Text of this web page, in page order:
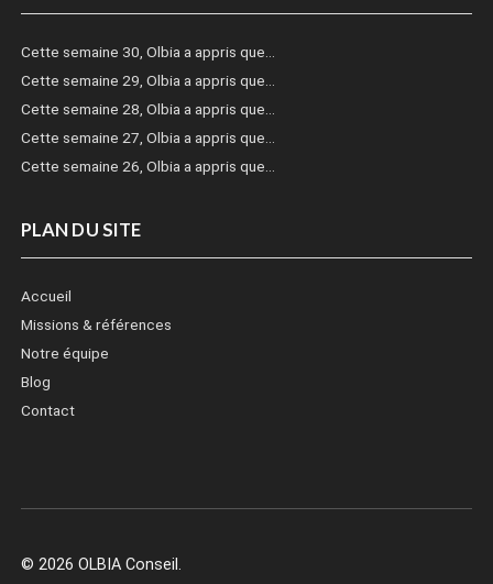
Cette semaine 30, Olbia a appris que…
Cette semaine 29, Olbia a appris que…
Cette semaine 28, Olbia a appris que…
Cette semaine 27, Olbia a appris que…
Cette semaine 26, Olbia a appris que…
PLAN DU SITE
Accueil
Missions & références
Notre équipe
Blog
Contact
© 2026 OLBIA Conseil.